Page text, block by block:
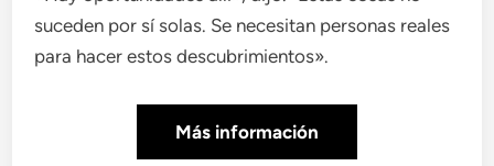
suceden por sí solas. Se necesitan personas reales
para hacer estos descubrimientos».
Más información